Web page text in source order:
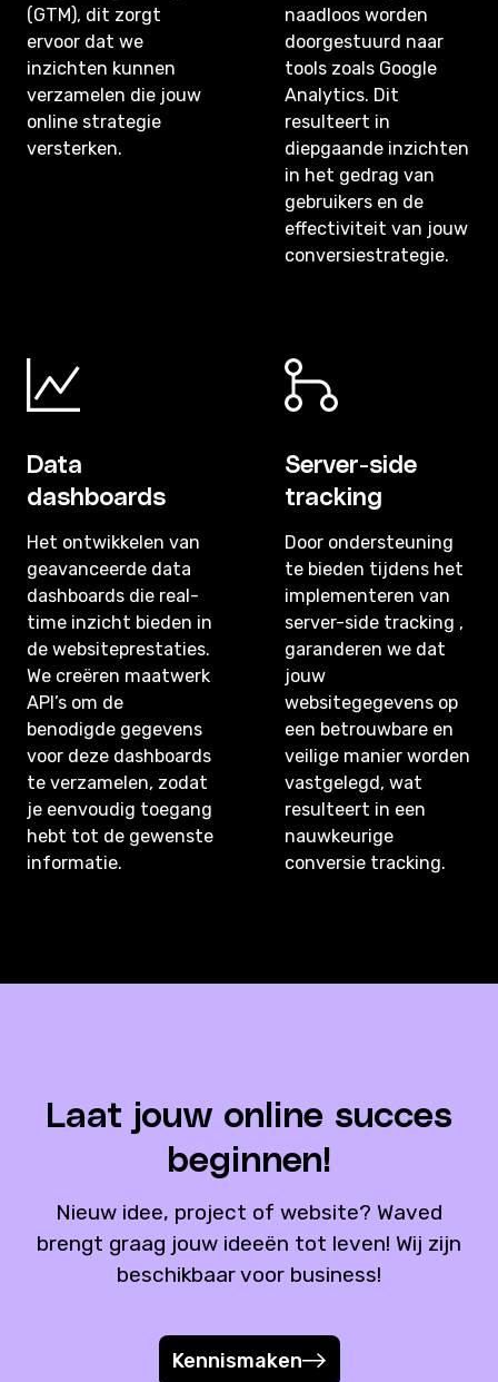
(GTM), dit zorgt
ervoor dat we
inzichten kunnen
verzamelen die jouw
online strategie
versterken.
naadloos worden
doorgestuurd naar
tools zoals Google
Analytics. Dit
resulteert in
diepgaande inzichten
in het gedrag van
gebruikers en de
effectiviteit van jouw
conversiestrategie.
Data
dashboards
Het ontwikkelen van
geavanceerde data
dashboards die real-
time inzicht bieden in
de websiteprestaties.
We creëren maatwerk
API’s om de
benodigde gegevens
voor deze dashboards
te verzamelen, zodat
je eenvoudig toegang
hebt tot de gewenste
informatie.
Server-side
tracking
Door ondersteuning
te bieden tijdens het
implementeren van
server-side tracking ,
garanderen we dat
jouw
websitegegevens op
een betrouwbare en
veilige manier worden
vastgelegd, wat
resulteert in een
nauwkeurige
conversie tracking.
Laat jouw online succes
beginnen!
Nieuw idee, project of website? Waved
brengt graag jouw ideeën tot leven! Wij zijn
beschikbaar voor business!
Kennismaken